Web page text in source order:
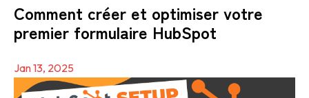
Comment créer et optimiser votre
premier formulaire HubSpot
Jan 13, 2025